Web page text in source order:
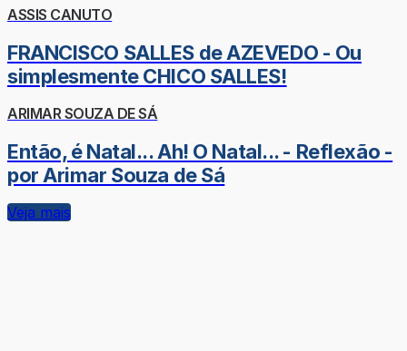
ASSIS CANUTO
FRANCISCO SALLES de AZEVEDO - Ou
simplesmente CHICO SALLES!
ARIMAR SOUZA DE SÁ
Então, é Natal... Ah! O Natal... - Reflexão -
por Arimar Souza de Sá
Veja mais